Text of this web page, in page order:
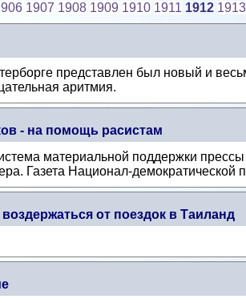
1907 1908 1909 1910 1911 1912 1913
представлен был новый и
аритмия.
- на помощь расистам
материальной поддержки
Газета Национал-
от поездок в Таиланд